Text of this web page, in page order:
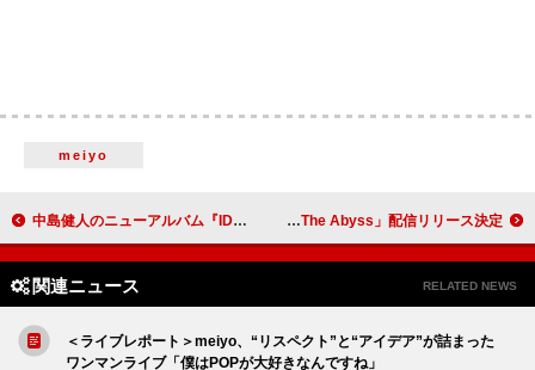
meiyo
中島健人のニューアルバム『IDOL1ST』、☆Taku Takahashi（m-flo）／キタニタツヤ／PAS TASTAが参加 神はサイコロを振らない、新曲「The Abyss」配信リリース決定
関連ニュース RELATED NEWS
＜ライブレポート＞meiyo、“リスペクト”と“アイデア”が詰まった
ワンマンライブ「僕はPOPが大好きなんですね」